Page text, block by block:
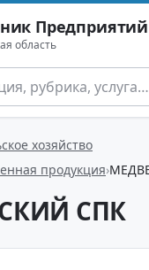
Предприятий
область
хозяйство
продукция
СПК